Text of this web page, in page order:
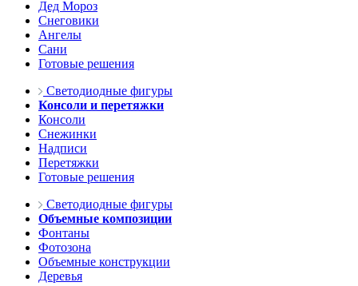
Дед Мороз
Снеговики
Ангелы
Сани
Готовые решения
Светодиодные фигуры
Консоли и перетяжки
Консоли
Снежинки
Надписи
Перетяжки
Готовые решения
Светодиодные фигуры
Объемные композиции
Фонтаны
Фотозона
Объемные конструкции
Деревья